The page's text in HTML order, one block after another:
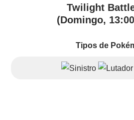
Twilight
(Domingo,
Tipos de